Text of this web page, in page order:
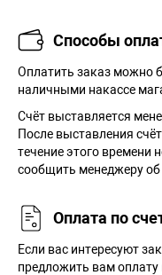
Способы
Оплатить заказ можно
наличными накассе
Cчёт выставляется
После выставления
течение этого времени
сообщить менеджеру об
Оплата по
Если вас интересуют
предложить вам оплату